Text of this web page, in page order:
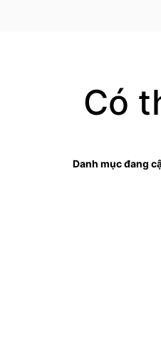
Có
Danh mục đang